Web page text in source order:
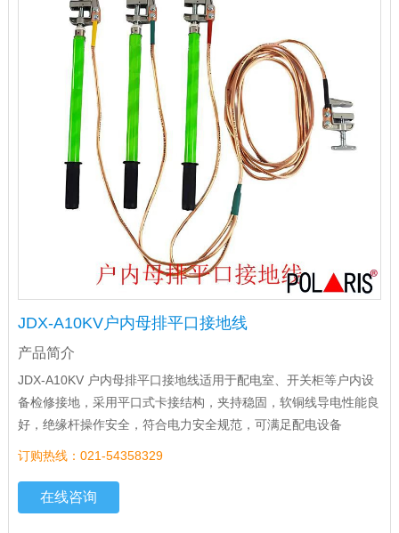
JDX-A10KV户内母排平口接地线
产品简介
JDX-A10KV 户内母排平口接地线适用于配电室、开关柜等户内设
备检修接地，采用平口式卡接结构，夹持稳固，软铜线导电性能良
好，绝缘杆操作安全，符合电力安全规范，可满足配电设备
订购热线：021-54358329
在线咨询